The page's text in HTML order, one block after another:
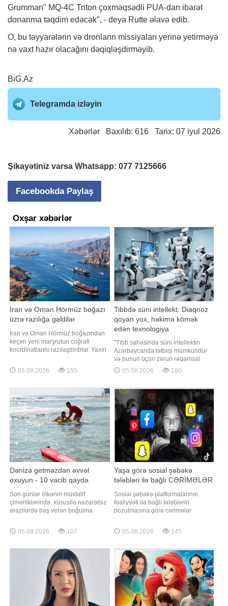
Grumman" MQ-4C Triton çoxməqsədli PUA-dan ibarət
donanma təqdim edəcək", - deyə Rutte əlavə edib.
O, bu təyyarələrin və dronların missiyaları yerinə yetirməyə
nə vaxt hazır olacağını dəqiqləşdirməyib.
BiG.Az
Telegramda izləyin
Xəbərlər Baxılıb: 616 Tarix: 07 iyul 2026
Şikayətiniz varsa Whatsapp: 077 7125666
Facebookda Paylaş
Oxşar xəbərlər
İran və Oman Hörmüz boğazı
üzrə razılığa gəldilər
İran və Oman Hörmüz boğazından
keçən yeni marşrutun coğrafi
koordinatlarını razılaşdırıblar. Yaxın
bəyanat dərc oluna bilər. TASS-a
istinadən xəbər verir ki, bu barədə
nümayəndəsi İsmayıl Bəqai bildirib.
"Tərəflərin nəzərdən keçirdiy
05.08.2026 155
Tibbdə süni intellekt: Diaqnoz
qoyan yox, həkimə kömək
edən texnologiya
"Tibb sahəsində süni intellektin
Azərbaycanda tətbiqi mümkündür
və bunun üçün zəruri rəqəmsal
infrastruktur tədricən formalaşır.
Təsadüfi deyil ki, ölkədə qəbul
Süni İntellekt Strategiyası
çərçivəsində səhiyyədə tibbi
məlumatların vahid informasiya
mühitində inteqrasiyas
05.08.2026 180
Dənizə getməzdən əvvəl
oxuyun - 10 vacib qayda
Son günlər ölkənin müxtəlif
çimərliklərində, xüsusilə nəzarətsiz
ərazilərdə baş verən boğulma
"Qafqazinfo" xəbər verir ki, bu cür
hadisələrin əksəriyyəti təhlükəsizlik
bağlıdır. Boğulma riskini minimuma
endirmək üçün aşağıdakı
05.08.2026 107
Yaşa görə sosial şəbəkə
tələbləri ilə bağlı CƏRİMƏLƏR
Sosial şəbəkə platformalarının
fəaliyyəti ilə bağlı tələblərin
pozulmasına görə cərimələr
Prezident İlham Əliyevin imzaladığı
Azərbaycan Respublikasının
"İnformasiya, informasiyalaşdırma
və informasiyanın mühafizəsi
haqqında"
05.08.2026 145